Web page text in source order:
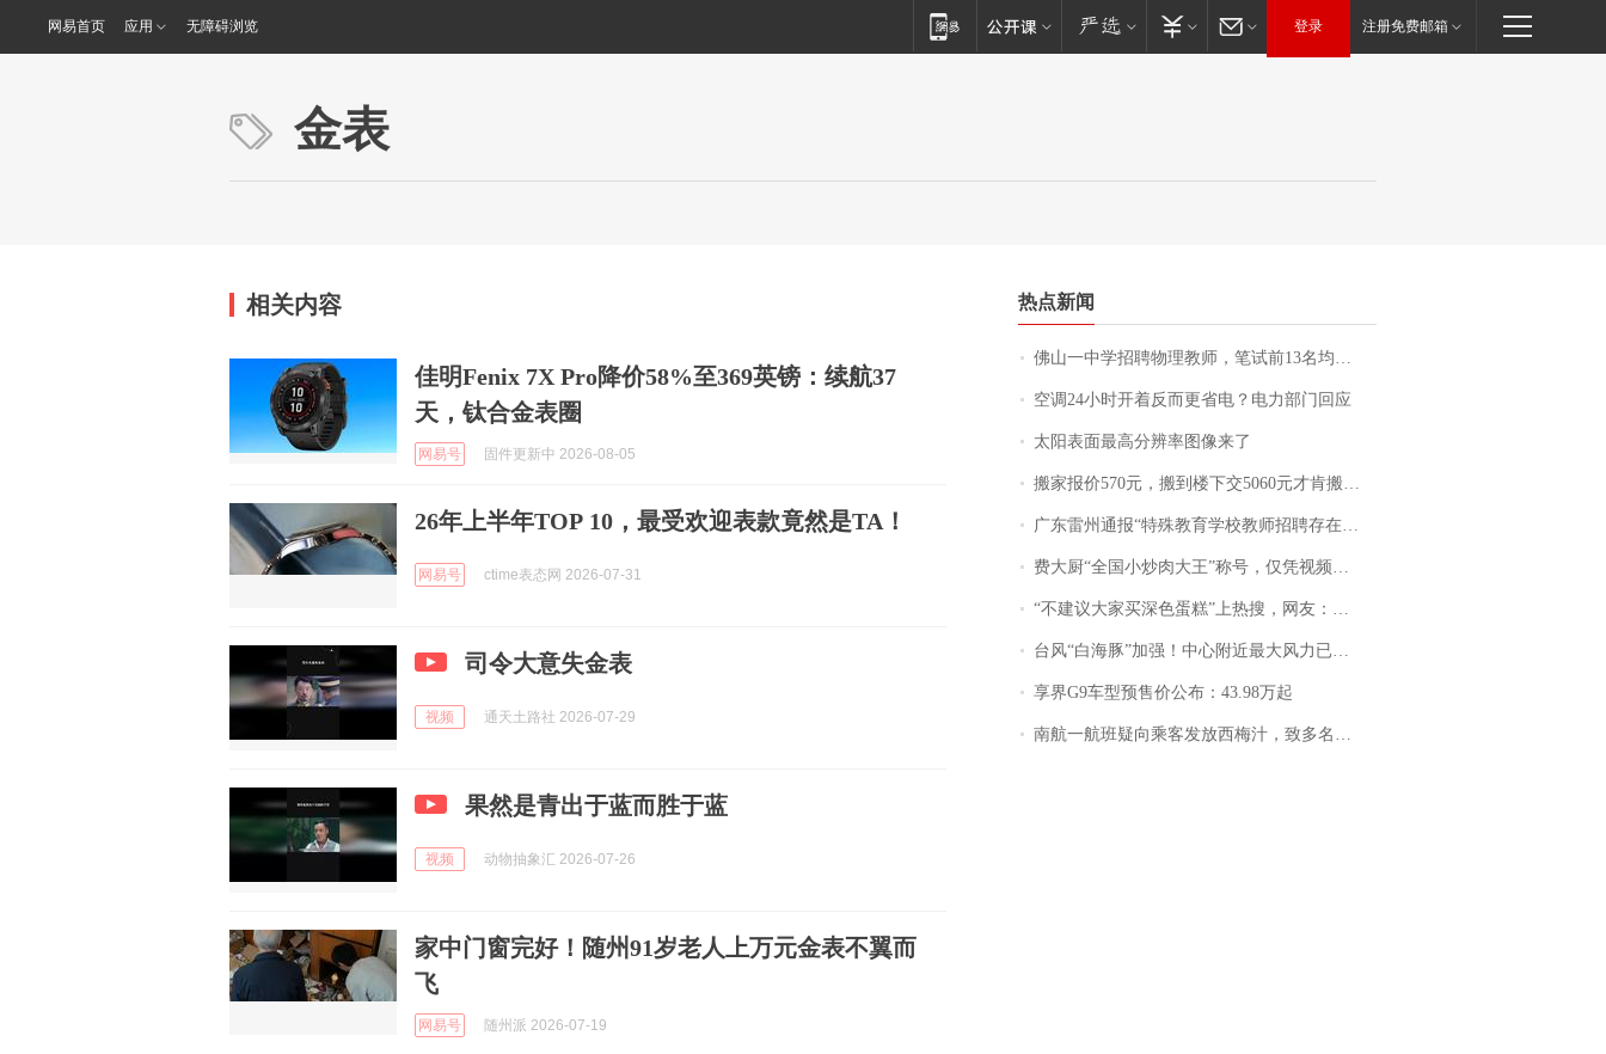
网易首页 应用 无障碍浏览 登录 注册免费邮箱
金表
相关内容
佳明Fenix 7X Pro降价58%至369英镑：续航37
天，钛合金表圈
网易号 固件更新中 2026-08-05
26年上半年TOP 10，最受欢迎表款竟然是TA！
网易号 ctime表态网 2026-07-31
司令大意失金表
视频 通天土路社 2026-07-29
果然是青出于蓝而胜于蓝
视频 动物抽象汇 2026-07-26
家中门窗完好！随州91岁老人上万元金表不翼而
飞
网易号 随州派 2026-07-19
热点新闻
佛山一中学招聘物理教师，笔试前13名均遭淘汰？教育局：已叫停招聘，成立调查组全面核查
空调24小时开着反而更省电？电力部门回应
太阳表面最高分辨率图像来了
搬家报价570元，搬到楼下交5060元才肯搬上楼！女子傻眼了……
广东雷州通报“特殊教育学校教师招聘存在违规行为”：已启动问责程序 副校长被停职
费大厨“全国小炒肉大王”称号，仅凭视频评出？中国烹饪协会回应
“不建议大家买深色蛋糕”上热搜，网友：天塌了！
台风“白海豚”加强！中心附近最大风力已达15级 最新研判
享界G9车型预售价公布：43.98万起
南航一航班疑向乘客发放西梅汁，致多名乘客在飞行途中排队上厕所！乘客：机上100多人只有2个厕所；客服回应：并非每架飞机都会发放西梅汁